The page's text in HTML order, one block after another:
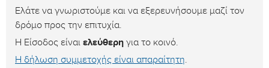
Ελάτε να γνωριστούμε και να εξερευνήσουμε μαζί τον
δρόμο προς την επιτυχία.
Η Είσοδος είναι ελεύθερη για το κοινό.
Η δήλωση συμμετοχής είναι απαραίτητη.